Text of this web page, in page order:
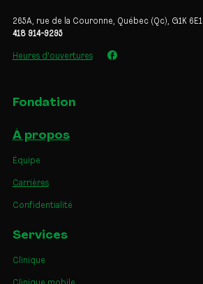
265A, rue de la Couronne, Québec (Qc), G1K 6E1
418 914-9295
Heures d'ouvertures
Fondation
À propos
Équipe
Carrières
Confidentialité
Services
Clinique